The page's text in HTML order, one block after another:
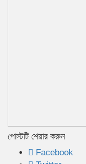
পোস্টটি শেয়ার করুন
Facebook